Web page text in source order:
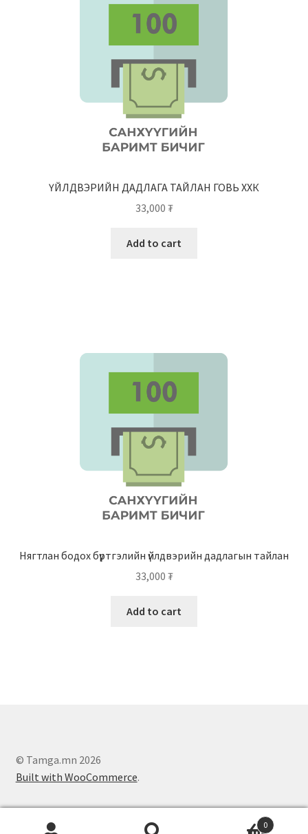
ҮЙЛДВЭРИЙН ДАДЛАГА ТАЙЛАН ГОВЬ ХХК
33,000 ₮
Add to cart
Нягтлан бодох бүртгэлийн үйлдвэрийн дадлагын тайлан
33,000 ₮
Add to cart
© Tamga.mn 2026
Built with WooCommerce.
0